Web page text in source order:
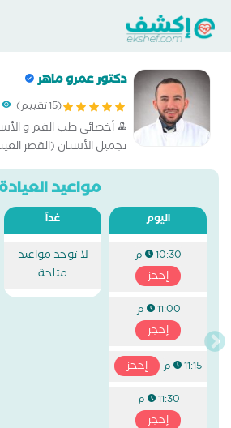
دكتور عمرو ماهر
(15 تقييم)
أخصائي طب الفم و
تجميل الأسنان (القصر
مواعيد العيادة
اليوم
10:30 م
إحجز
11:00 م
إحجز
11:15 م إحجز
11:30 م
إحجز
غداً
لا توجد مواعيد
متاحة